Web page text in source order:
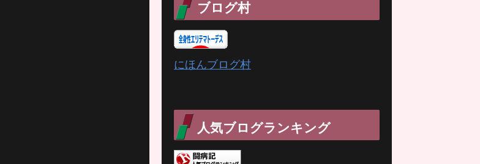
ブログ村
にほんブログ村
人気ブログランキング